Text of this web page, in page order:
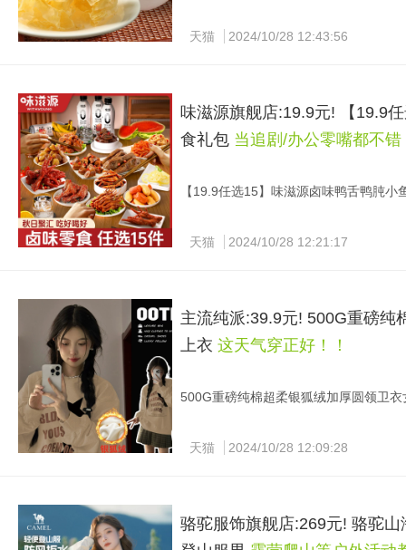
怡江黄金耳古田大花银耳 120g9.9元
天猫 2024/10/28 12:43:56
味滋源旗舰店:19.9元! 【19.9
食礼包 当追剧/办公零嘴都不错
【19.9任选15】味滋源卤味鸭舌鸭肫
味滋源卤味零食 任选15件.❗ 超多种任
天猫 2024/10/28 12:21:17
主流纯派:39.9元! 500G重磅纯
上衣 这天气穿正好！！
500G重磅纯棉超柔银狐绒加厚圆领卫
银狐绒加厚圆领卫衣 拍②件49.9亓 折
天猫 2024/10/28 12:09:28
骆驼服饰旗舰店:269元! 骆驼